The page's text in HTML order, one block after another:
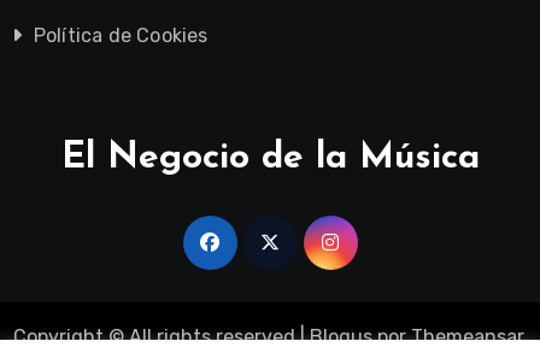
Política de Cookies
El Negocio de la Música
Copyright © All rights reserved |BlogusporThemeansar.